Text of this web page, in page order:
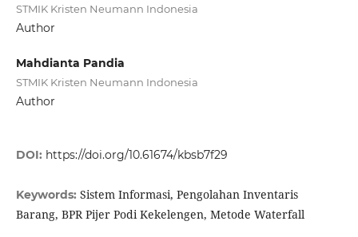
STMIK Kristen Neumann Indonesia
Author
Mahdianta Pandia
STMIK Kristen Neumann Indonesia
Author
DOI: https://doi.org/10.61674/kbsb7f29
Keywords: Sistem Informasi, Pengolahan Inventaris
Barang, BPR Pijer Podi Kekelengen, Metode Waterfall